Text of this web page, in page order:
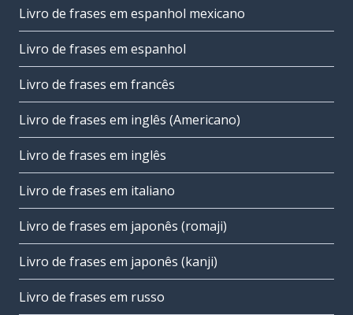
Livro de frases em espanhol mexicano
Livro de frases em espanhol
Livro de frases em francês
Livro de frases em inglês (Americano)
Livro de frases em inglês
Livro de frases em italiano
Livro de frases em japonês (romaji)
Livro de frases em japonês (kanji)
Livro de frases em russo